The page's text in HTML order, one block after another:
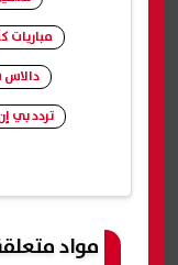
مباريات
دالاس
تردد بي
مواد